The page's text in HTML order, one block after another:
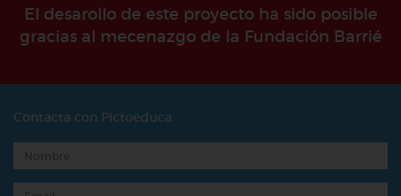
El desarollo de este proyecto ha sido posible
gracias al mecenazgo de la Fundación Barrié
Contacta con Pictoeduca